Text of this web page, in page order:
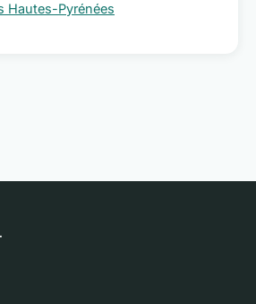
Hautes-Pyrénées